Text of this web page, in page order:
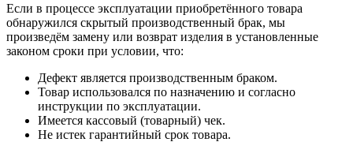
Если в процессе эксплуатации приобретённого товара
обнаружился скрытый производственный брак, мы
произведём замену или возврат изделия в установленные
законом сроки при условии, что:
Дефект является производственным браком.
Товар использовался по назначению и согласно
инструкции по эксплуатации.
Имеется кассовый (товарный) чек.
Не истек гарантийный срок товара.